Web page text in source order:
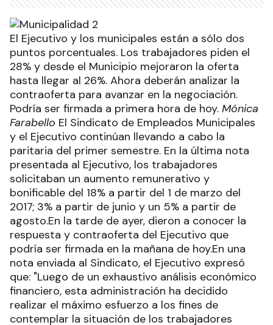
El Ejecutivo y los municipales están a sólo dos
puntos porcentuales. Los trabajadores piden el
28% y desde el Municipio mejoraron la oferta
hasta llegar al 26%. Ahora deberán analizar la
contraoferta para avanzar en la negociación.
Podría ser firmada a primera hora de hoy. Mónica
Farabello El Sindicato de Empleados Municipales
y el Ejecutivo continúan llevando a cabo la
paritaria del primer semestre. En la última nota
presentada al Ejecutivo, los trabajadores
solicitaban un aumento remunerativo y
bonificable del 18% a partir del 1 de marzo del
2017; 3% a partir de junio y un 5% a partir de
agosto.En la tarde de ayer, dieron a conocer la
respuesta y contraoferta del Ejecutivo que
podría ser firmada en la mañana de hoy.En una
nota enviada al Sindicato, el Ejecutivo expresó
que: "Luego de un exhaustivo análisis económico
financiero, esta administración ha decidido
realizar el máximo esfuerzo a los fines de
contemplar la situación de los trabajadores